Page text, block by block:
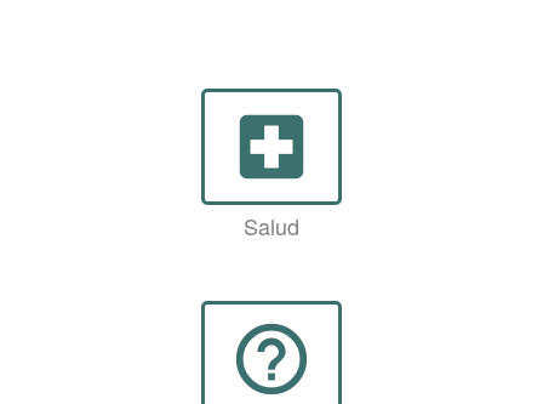
local_hospital
Salud
help_outline